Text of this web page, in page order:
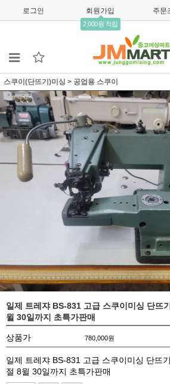
로그인 회원가입
2,000원 적립
주문
스쿠이(단뜨기)미싱 > 공업용 스쿠이
일제 트레쟈 BS-831 고급 스쿠이미싱 단뜨
윌 30일까지 초특가판매
상품가 780,000원
일제 트레쟈 BS-831 고급 스쿠이미싱 단뜨
절 8윌 30일까지 초특가판매